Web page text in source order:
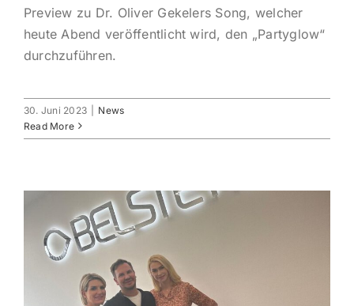
Preview zu Dr. Oliver Gekelers Song, welcher
heute Abend veröffentlicht wird, den „Partyglow“
durchzuführen.
30. Juni 2023
News
Read More